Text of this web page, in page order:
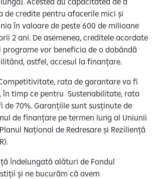
de credite pentru afacerile mici și
în valoare de peste 600 de milioane
2 ani. De asemenea, creditele acordate
programe vor beneficia de o dobândă
astfel, accesul la finanțare.
rata de garantare va fi
în timp ce pentru Sustenabilitate, rata
de 70%. Garanțiile sunt susținute de
de finanțare pe termen lung al Uniunii
Național de Redresare și Reziliență
îndelungată alături de Fondul
și ne bucurăm că avem